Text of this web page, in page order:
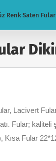
Renk Saten Fular
Lacivert
Fular;
Fular